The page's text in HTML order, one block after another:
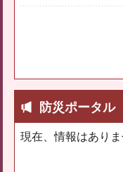
防災ポータル
現在、情報はありま